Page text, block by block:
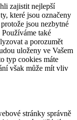
zajistit nejlepší
které jsou označeny
jsou nezbytné
také
a porozumět
uloženy ve Vašem
typ cookies máte
však může mít vliv
stránky správně